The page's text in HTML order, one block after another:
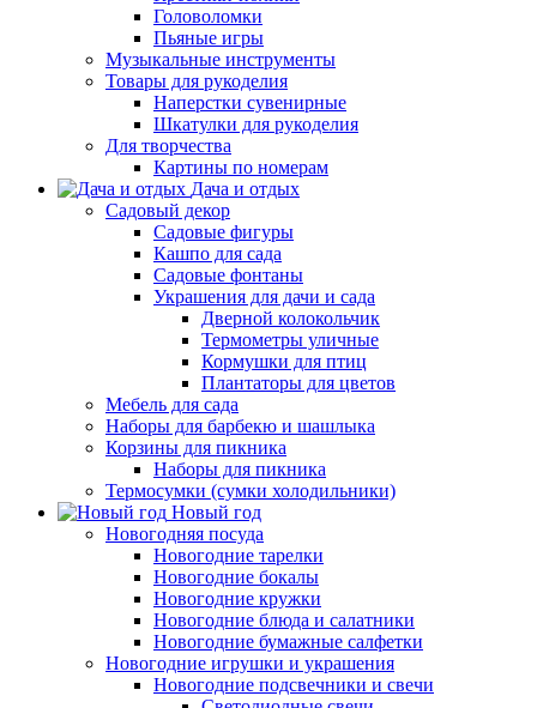
Головоломки
Пьяные игры
Музыкальные инструменты
Товары для рукоделия
Наперстки сувенирные
Шкатулки для рукоделия
Для творчества
Картины по номерам
Дача и отдых
Садовый декор
Садовые фигуры
Кашпо для сада
Садовые фонтаны
Украшения для дачи и сада
Дверной колокольчик
Термометры уличные
Кормушки для птиц
Плантаторы для цветов
Мебель для сада
Наборы для барбекю и шашлыка
Корзины для пикника
Наборы для пикника
Термосумки (сумки холодильники)
Новый год
Новогодняя посуда
Новогодние тарелки
Новогодние бокалы
Новогодние кружки
Новогодние блюда и салатники
Новогодние бумажные салфетки
Новогодние игрушки и украшения
Новогодние подсвечники и свечи